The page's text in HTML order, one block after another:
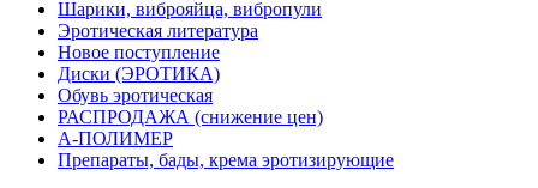
Шарики, виброяйца, вибропули
Эротическая литература
Новое поступление
Диски (ЭРОТИКА)
Обувь эротическая
РАСПРОДАЖА (снижение цен)
А-ПОЛИМЕР
Препараты, бады, крема эротизирующие